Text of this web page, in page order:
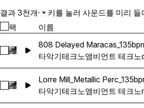
결과 3천개· 키를 눌러 사운드를 미리 들
팩 이름
808 Delayed Maracas_135bpm 선택
808 Delayed
타악기테크노앰비언트 테크노
Lorre Mill_Metallic Perc_135bpm 선택
Lorre Mill_Metallic
타악기테크노앰비언트 테크노